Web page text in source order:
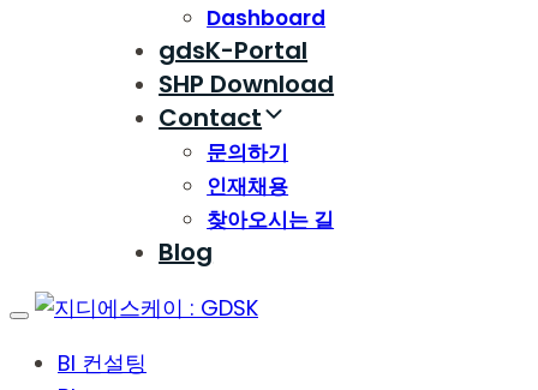
Dashboard
gdsK-Portal
SHP Download
Contact
문의하기
인재채용
찾아오시는 길
Blog
Toggle
BI 컨설팅